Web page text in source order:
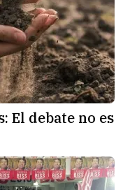
El debate no es